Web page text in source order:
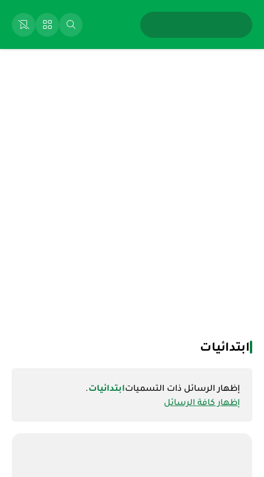
ابتدائيات
‏إظهار الرسائل ذات التسمياتابتدائيات.
إظهار كافة الرسائل